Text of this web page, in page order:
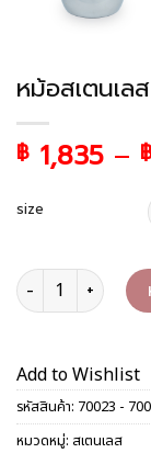
หม้อสเตนเ
฿ 1,835 –
size
จำนวน หม้อสเตนเ
Add to Wishlist
รหัสสินค้า: 70023 -
หมวดหมู่: สเตนเลส